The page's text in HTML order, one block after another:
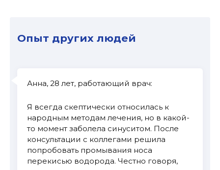
Опыт других людей
Анна, 28 лет, работающий врач:
Я всегда скептически относилась к
народным методам лечения, но в какой-
то момент заболела синуситом. После
консультации с коллегами решила
попробовать промывания носа
перекисью водорода. Честно говоря,